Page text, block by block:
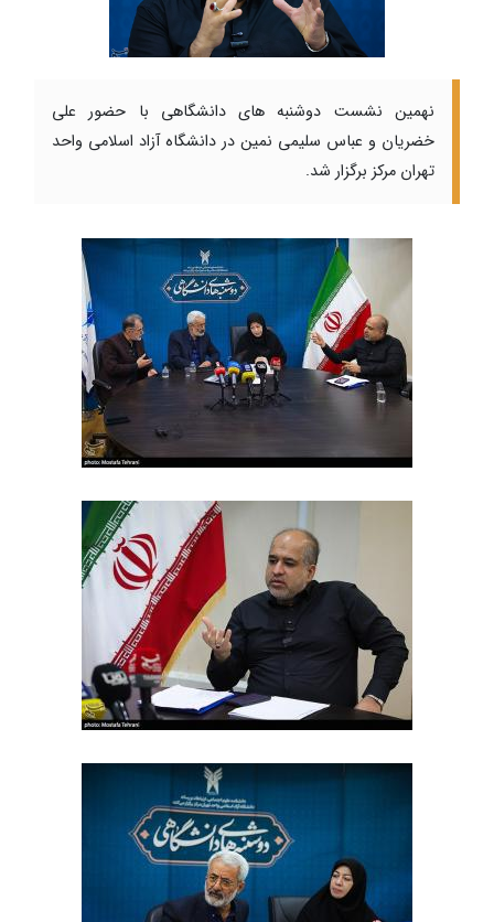
نهمین نشست دوشنبه های دانشگاهی با حضور علی
خضریان و عباس سلیمی نمین در دانشگاه آزاد اسلامی واحد
تهران مرکز برگزار شد.